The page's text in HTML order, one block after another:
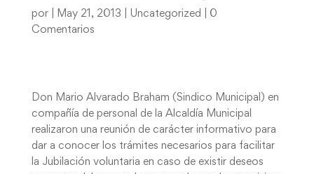
por May 21, 2013 Uncategorized
0
Comentarios
Don Mario Alvarado Braham (Sindico Municipal) en
compañía de personal de la Alcaldía Municipal
realizaron una reunión de carácter informativo para
dar a conocer los trámites necesarios para facilitar
la Jubilación voluntaria en caso de existir deseos